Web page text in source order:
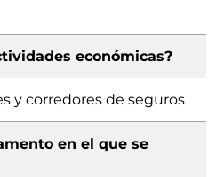
económicas?
y corredores de seguros
en el que se